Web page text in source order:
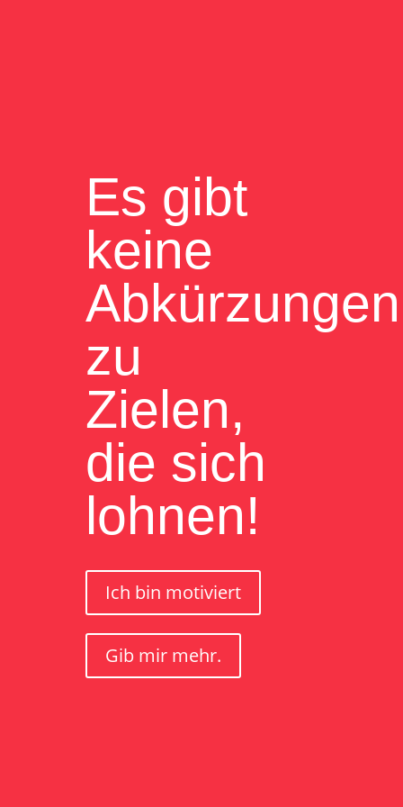
Es gibt
keine
Abkürzungen
zu
Zielen,
die sich
lohnen!
Ich bin motiviert
Gib mir mehr.